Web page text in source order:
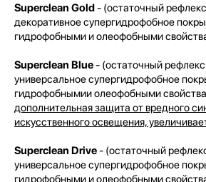
Superclean Gold- (остаточный
декоративное супергидрофобное
гидрофобными и олеофобными
Superclean Blue- (остаточный
универсальное супергидрофобное
гидрофобнымии олеофобными
дополнительная защита от вредного
искусственного освещения,
Superclean Drive- (остаточный
универсальное супергидрофобное
гидрофобными и олеофобными